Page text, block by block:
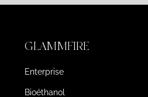
GLAMMFIRE
Enterprise
Bioéthanol